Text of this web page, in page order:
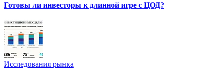
Готовы ли инвесторы к длинной игре с ЦОД?
Исследования рынка